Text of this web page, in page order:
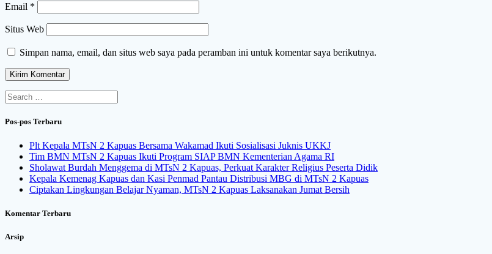
Email *
Situs Web
Simpan nama, email, dan situs web saya pada peramban ini untuk komentar saya berikutnya.
Search
for:
Pos-pos Terbaru
Plt Kepala MTsN 2 Kapuas Bersama Wakamad Ikuti Sosialisasi Juknis UKKJ
Tim BMN MTsN 2 Kapuas Ikuti Program SIAP BMN Kementerian Agama RI
Sholawat Burdah Menggema di MTsN 2 Kapuas, Perkuat Karakter Religius Peserta Didik
Kepala Kemenag Kapuas dan Kasi Penmad Pantau Distribusi MBG di MTsN 2 Kapuas
Ciptakan Lingkungan Belajar Nyaman, MTsN 2 Kapuas Laksanakan Jumat Bersih
Komentar Terbaru
Arsip